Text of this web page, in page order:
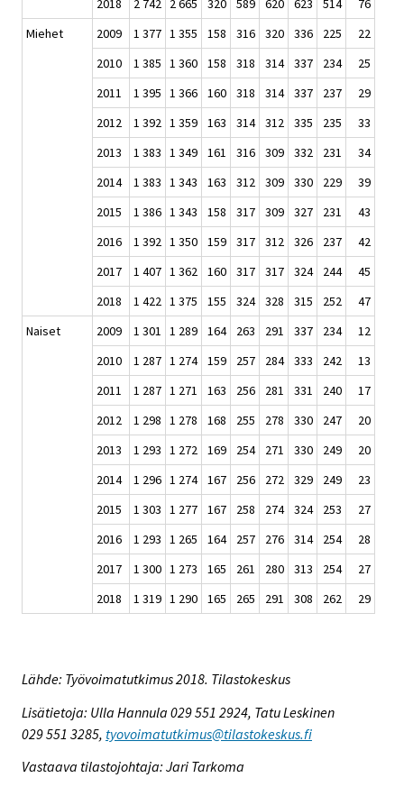
2018
2 742 2 665 320 589 620 623 514
76
Miehet
2009 1 377 1 355 158 316 320 336 225
22
2010
1 385 1 360 158 318 314 337 234
25
2011
1 395 1 366 160 318 314 337 237
29
2012
1 392 1 359 163 314 312 335 235
33
2013
1 383 1 349 161 316 309 332 231
34
2014
1 383 1 343 163 312 309 330 229
39
2015
1 386 1 343 158 317 309 327 231
43
2016
1 392 1 350 159 317 312 326 237
42
2017
1 407 1 362 160 317 317 324 244
45
2018
1 422 1 375 155 324 328 315 252
47
Naiset
2009 1 301 1 289 164 263 291 337 234
12
2010
1 287 1 274 159 257 284 333 242
13
2011
1 287 1 271 163 256 281 331 240
17
2012
1 298 1 278 168 255 278 330 247
20
2013
1 293 1 272 169 254 271 330 249
20
2014
1 296 1 274 167 256 272 329 249
23
2015
1 303 1 277 167 258 274 324 253
27
2016
1 293 1 265 164 257 276 314 254
28
2017
1 300 1 273 165 261 280 313 254
27
2018
1 319 1 290 165 265 291 308 262 29
Lähde: Työvoimatutkimus 2018. Tilastokeskus
Lisätietoja: Ulla Hannula 029 551 2924, Tatu Leskinen
029 551 3285, tyovoimatutkimus@tilastokeskus.fi
Vastaava tilastojohtaja: Jari Tarkoma